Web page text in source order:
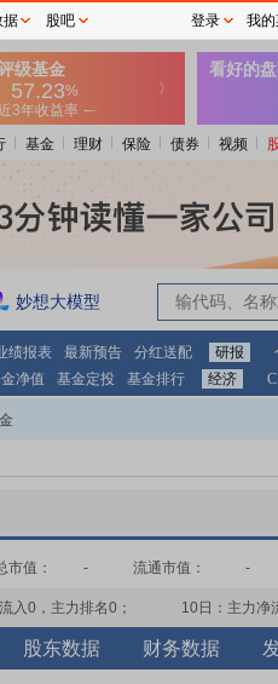
基金 理财 保险 债券 视频
妙想大模型
绩报表 最新预告 分红送配 研报
净值 基金定投 基金排行 经济
市值： - 流通市值： -
入0 ，主力排名0 ； 10日：主力净
股东数据 财务数据
据 股吧 登录 我